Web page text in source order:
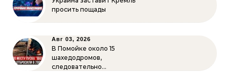
просить пощады
Авг 03, 2026
В Помойке около 15
шахедодромов,
следовательно…